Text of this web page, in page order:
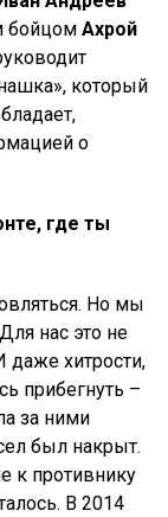
бойцом Ахрой
который
о
где ты
Но мы
нас это не
хитрости,
прибегнуть –
за ними
был накрыт.
к противнику
В 2014